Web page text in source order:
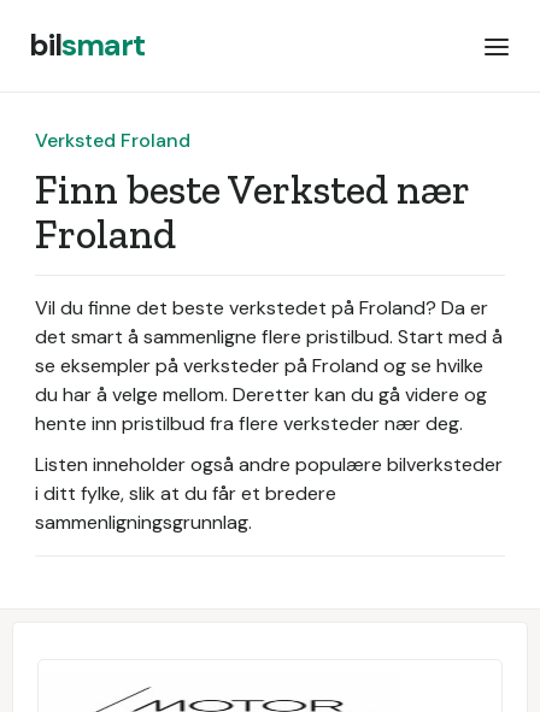
bilsmart
Verksted Froland
Finn beste Verksted nær
Froland
Vil du finne det beste verkstedet på Froland? Da er
det smart å sammenligne flere pristilbud. Start med å
se eksempler på verksteder på Froland og se hvilke
du har å velge mellom. Deretter kan du gå videre og
hente inn pristilbud fra flere verksteder nær deg.
Listen inneholder også andre populære bilverksteder
i ditt fylke, slik at du får et bredere
sammenligningsgrunnlag.